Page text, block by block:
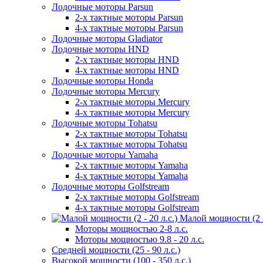
Лодочные моторы Parsun
2-х тактные моторы Parsun
4-х тактные моторы Parsun
Лодочные моторы Gladiator
Лодочные моторы HND
2-х тактные моторы HND
4-х тактные моторы HND
Лодочные моторы Honda
Лодочные моторы Mercury
2-х тактные моторы Mercury
4-х тактные моторы Mercury
Лодочные моторы Tohatsu
2-х тактные моторы Tohatsu
4-х тактные моторы Tohatsu
Лодочные моторы Yamaha
2-х тактные моторы Yamaha
4-х тактные моторы Yamaha
Лодочные моторы Golfstream
2-х тактные моторы Golfstream
4-х тактные моторы Golfstream
Малой мощности (2
Моторы мощностью 2-8 л.с.
Моторы мощностью 9.8 - 20 л.с.
Средней мощности (25 - 90 л.с.)
Высокой мощности (100 - 350 л.с.)